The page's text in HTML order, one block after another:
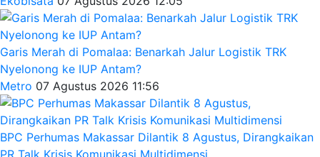
Garis Merah di Pomalaa: Benarkah Jalur Logistik TRK
Nyelonong ke IUP Antam?
Metro 07 Agustus 2026 11:56
BPC Perhumas Makassar Dilantik 8 Agustus, Dirangkaikan
PR Talk Krisis Komunikasi Multidimensi